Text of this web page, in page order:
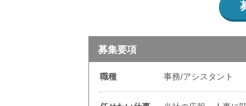
募集要項
職種 事務/アシスタント